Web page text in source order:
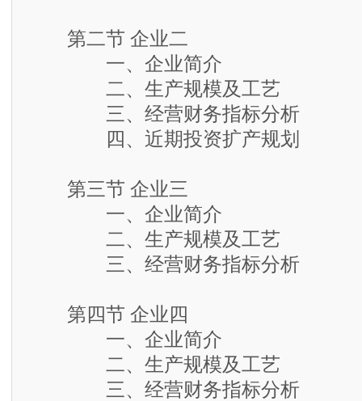
第二节 企业二
一、企业简介
二、生产规模及工艺
三、经营财务指标分析
四、近期投资扩产规划
第三节 企业三
一、企业简介
二、生产规模及工艺
三、经营财务指标分析
第四节 企业四
一、企业简介
二、生产规模及工艺
三、经营财务指标分析